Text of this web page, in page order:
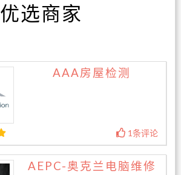
优选商家
AAA房屋检测
1条评论
AEPC-奥克兰电脑维修